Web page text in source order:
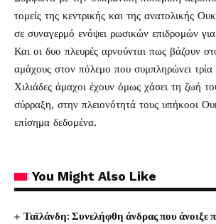
τομείς της κεντρικής και της ανατολικής
σε συναγερμό ενόψει ρωσικών επιδρομών
Και οι δυο πλευρές αρνούνται πως βάζουν
αμάχους στον πόλεμο που συμπληρώνει τρία
Χιλιάδες άμαχοι έχουν όμως χάσει τη ζωή
σύρραξη, στην πλειονότητά τους υπήκοοι
επίσημα δεδομένα.
You Might Also Like
Ταϊλάνδη: Συνελήφθη άνδρας που άνοιξε